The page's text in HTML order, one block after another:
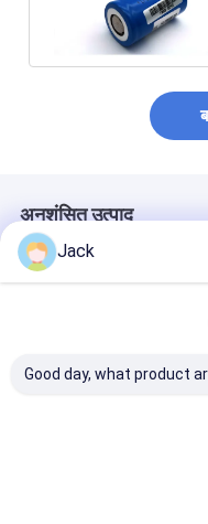
अनुशंसित उत्पाद
Jack
Good day, what product